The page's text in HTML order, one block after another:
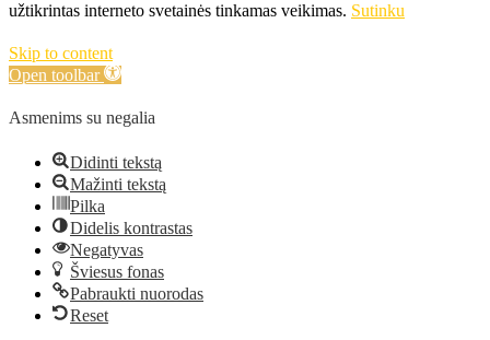
užtikrintas interneto svetainės tinkamas veikimas. Sutinku
Skip to content
Open toolbar
Asmenims su negalia
Didinti tekstą
Mažinti tekstą
Pilka
Didelis kontrastas
Negatyvas
Šviesus fonas
Pabraukti nuorodas
Reset